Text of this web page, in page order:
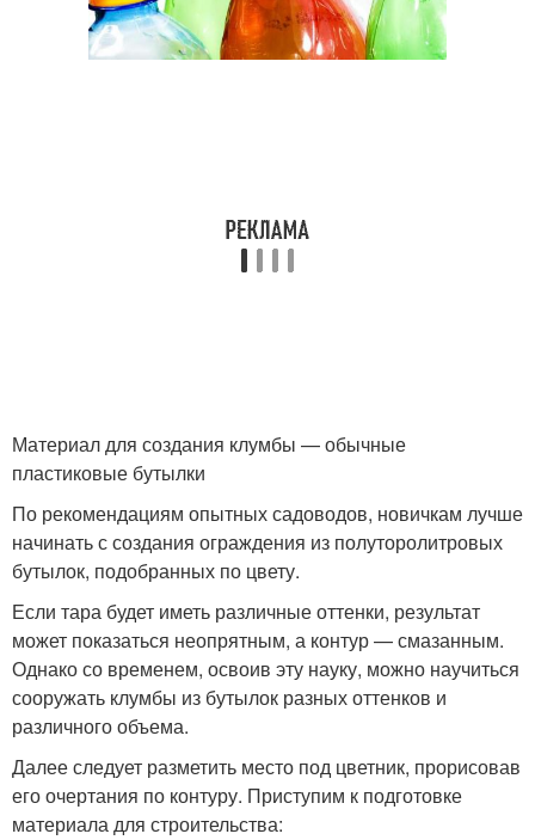
Материал для создания клумбы — обычные
пластиковые бутылки
По рекомендациям опытных садоводов, новичкам лучше
начинать с создания ограждения из полуторолитровых
бутылок, подобранных по цвету.
Если тара будет иметь различные оттенки, результат
может показаться неопрятным, а контур — смазанным.
Однако со временем, освоив эту науку, можно научиться
сооружать клумбы из бутылок разных оттенков и
различного объема.
Далее следует разметить место под цветник, прорисовав
его очертания по контуру. Приступим к подготовке
материала для строительства: